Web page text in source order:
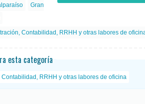
Gran
Contabilidad, RRHH y otras labores de
esta categoría
RRHH y otras labores de oficina